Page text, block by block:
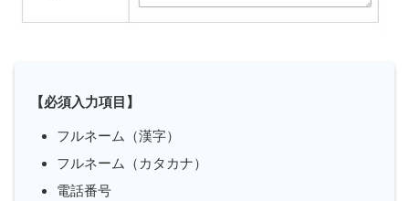
【必須入力項目】
フルネーム（漢字）
フルネーム（カタカナ）
電話番号